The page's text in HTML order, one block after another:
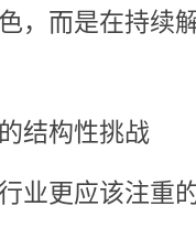
，而是在持续
结构性挑战
业更应该注重